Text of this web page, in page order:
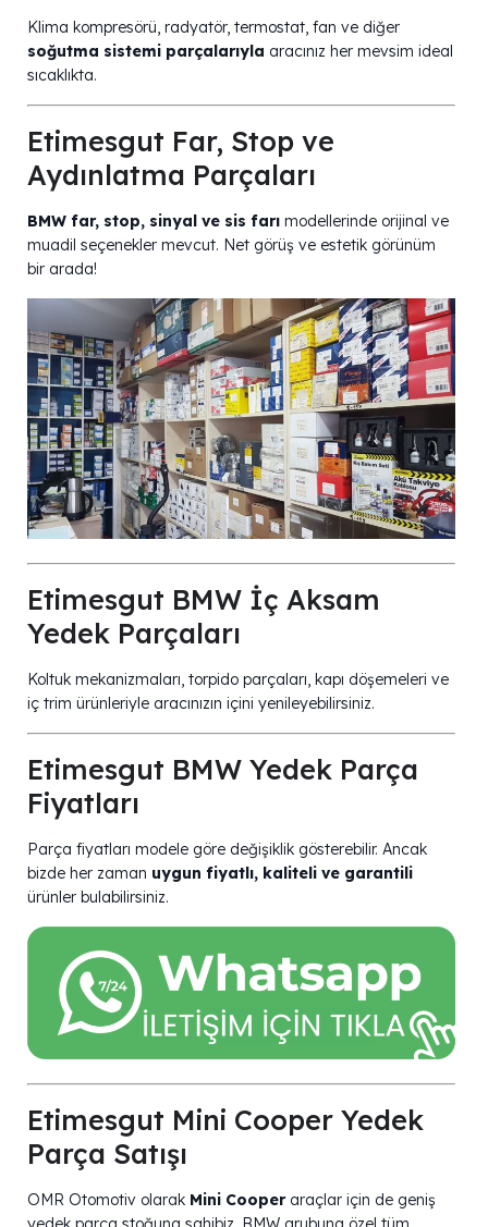
Klima kompresörü, radyatör, termostat, fan ve diğer
soğutma sistemi parçalarıyla aracınız her mevsim ideal
sıcaklıkta. ️
Etimesgut Far, Stop ve
Aydınlatma Parçaları
BMW far, stop, sinyal ve sis farı modellerinde orijinal ve
muadil seçenekler mevcut. Net görüş ve estetik görünüm
bir arada!
Etimesgut BMW İç Aksam
Yedek Parçaları
Koltuk mekanizmaları, torpido parçaları, kapı döşemeleri ve
iç trim ürünleriyle aracınızın içini yenileyebilirsiniz.
Etimesgut BMW Yedek Parça
Fiyatları
Parça fiyatları modele göre değişiklik gösterebilir. Ancak
bizde her zaman uygun fiyatlı, kaliteli ve garantili
ürünler bulabilirsiniz.
Etimesgut Mini Cooper Yedek
Parça Satışı
OMR Otomotiv olarak Mini Cooperaraçlar için de geniş